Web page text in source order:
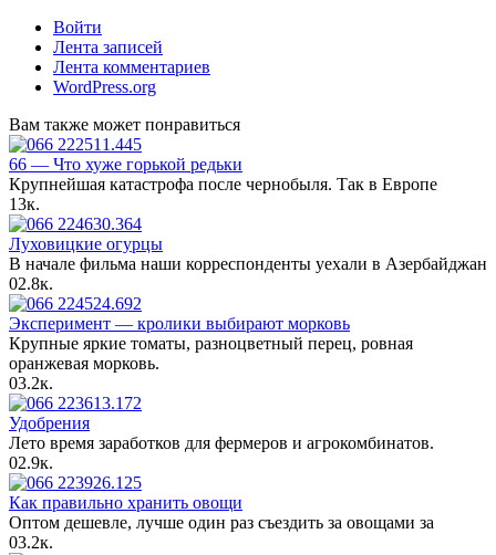
Войти
Лента записей
Лента комментариев
WordPress.org
Вам также может понравиться
66 — Что хуже горькой редьки
Крупнейшая катастрофа после чернобыля. Так в Европе
13к.
Луховицкие огурцы
В начале фильма наши корреспонденты уехали в Азербайджан
02.8к.
Эксперимент — кролики выбирают морковь
Крупные яркие томаты, разноцветный перец, ровная
оранжевая морковь.
03.2к.
Удобрения
Лето время заработков для фермеров и агрокомбинатов.
02.9к.
Как правильно хранить овощи
Оптом дешевле, лучше один раз съездить за овощами за
03.2к.